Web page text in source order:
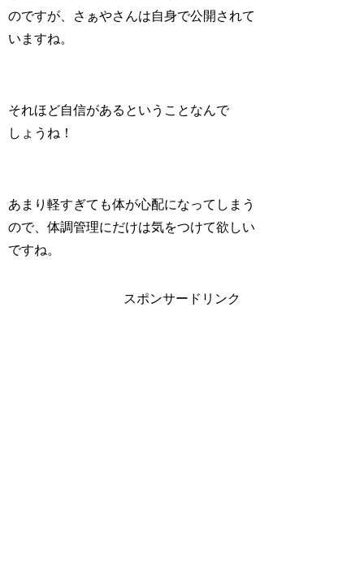
のですが、さぁやさんは自身で公開されて
いますね。
それほど自信があるということなんで
しょうね！
あまり軽すぎても体が心配になってしまう
ので、体調管理にだけは気をつけて欲しい
ですね。
スポンサードリンク